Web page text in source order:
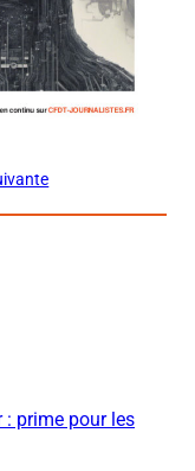
: prime pour les